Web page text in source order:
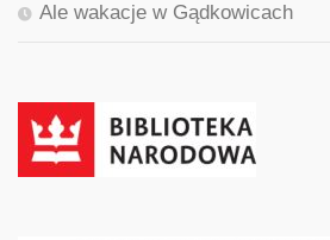
Ale wakacje w Gądkowicach